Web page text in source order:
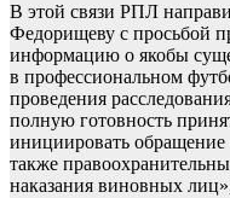
В этой связи РПЛ
Федорищеву с просьбой
информацию о якобы
в профессиональном
проведения
полную готовность
инициировать
также
наказания виновных